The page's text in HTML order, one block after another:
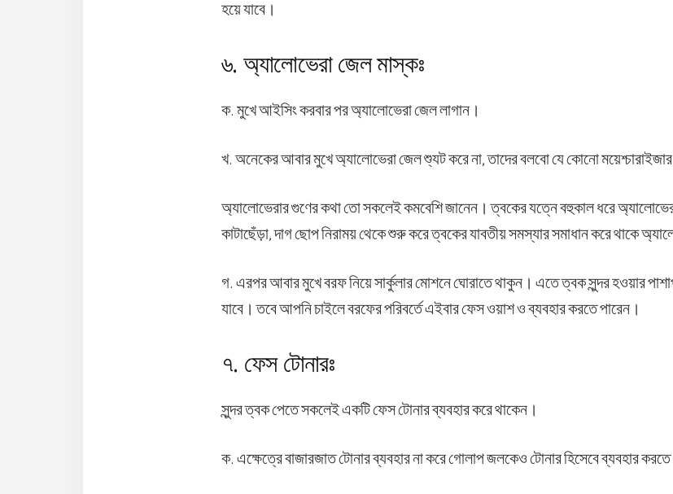
হয়ে যাবে।
৬. অ্যালোভেরা জেল মাস্কঃ
ক. মুখে আইসিং করবার পর অ্যালোভেরা জেল লাগান।
খ. অনেকের আবার মুখে অ্যালোভেরা জেল শ্যুট করে না, তাদের বলবো যে কোনো ময়েশ্চারাইজার
অ্যালোভেরার গুণের কথা তো সকলেই কমবেশি জানেন। ত্বকের যত্নে বহুকাল ধরে
কাটাছেঁড়া, দাগ ছোপ নিরাময় থেকে শুরু করে ত্বকের যাবতীয় সমস্যার সমাধান করে থাকে
গ. এরপর আবার মুখে বরফ নিয়ে সার্কুলার মোশনে ঘোরাতে থাকুন। এতে ত্বক সুন্দর হওয়ার
যাবে। তবে আপনি চাইলে বরফের পরিবর্তে এইবার ফেস ওয়াশ ও ব্যবহার করতে পারেন।
৭. ফেস টোনারঃ
সুন্দর ত্বক পেতে সকলেই একটি ফেস টোনার ব্যবহার করে থাকেন।
ক. এক্ষেত্রে বাজারজাত টোনার ব্যবহার না করে গোলাপ জলকেও টোনার হিসেবে ব্যবহার করতে